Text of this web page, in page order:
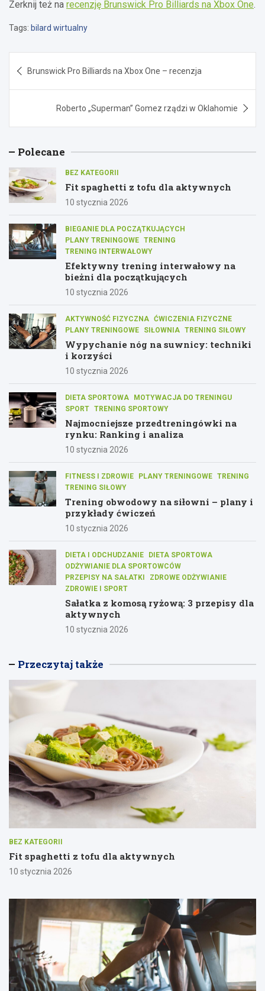
Zerknij też na recenzję Brunswick Pro Billiards na Xbox One.
Tags: bilard wirtualny
wpisu
Brunswick Pro Billiards na Xbox One – recenzja
Roberto „Superman” Gomez rządzi w Oklahomie
Polecane
BEZ KATEGORII
Fit spaghetti z tofu dla aktywnych
10 stycznia 2026
BIEGANIE DLA POCZĄTKUJĄCYCH
PLANY TRENINGOWE TRENING
TRENING INTERWAŁOWY
Efektywny trening interwałowy na
bieżni dla początkujących
10 stycznia 2026
AKTYWNOŚĆ FIZYCZNA ĆWICZENIA FIZYCZNE
PLANY TRENINGOWE
SIŁOWNIA TRENING SIŁOWY
Wypychanie nóg na suwnicy: techniki
i korzyści
10 stycznia 2026
DIETA SPORTOWA
MOTYWACJA DO TRENINGU
SPORT TRENING SPORTOWY
Najmocniejsze przedtreningówki na
rynku: Ranking i analiza
10 stycznia 2026
FITNESS I ZDROWIE PLANY TRENINGOWE TRENING
TRENING SIŁOWY
Trening obwodowy na siłowni – plany i
przykłady ćwiczeń
10 stycznia 2026
DIETA I ODCHUDZANIE
DIETA SPORTOWA
ODŻYWIANIE DLA SPORTOWCÓW
PRZEPISY NA SAŁATKI
ZDROWE ODŻYWIANIE
ZDROWIE I SPORT
Sałatka z komosą ryżową: 3 przepisy dla
aktywnych
10 stycznia 2026
Przeczytaj także
BEZ KATEGORII
Fit spaghetti z tofu dla aktywnych
10 stycznia 2026